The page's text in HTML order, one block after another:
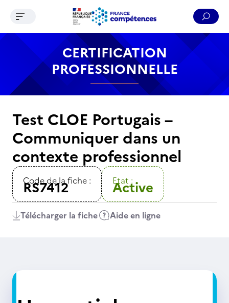
Contenu Recherche Menu Pied de page
Ouvrir le menu de navigation
CERTIFICATION
PROFESSIONNELLE
Test CLOE Portugais –
Communiquer dans un
contexte professionnel
Code de la fiche :
RS7412 Etat :
Active
Télécharger la fiche Aide en ligne